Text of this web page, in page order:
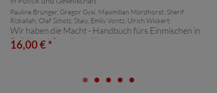
Pauline Brünger, Gregor Gysi, Maximilian Mordhorst, Sherif
Rizkallah, Olaf Scholz, Staiy, Emily Vontz, Ulrich Wickert:
Wir haben die Macht - Handbuch fürs Einmischen in
Politik und Gesellschaft
16,00 € *